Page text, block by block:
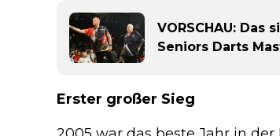
VORSCHAU:
Seniors Darts
Erster großer Sieg